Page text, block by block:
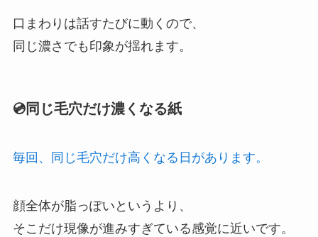
口まわりは話すたびに動くので、
同じ濃さでも印象が揺れます。
💿同じ毛穴だけ濃くなる紙
毎回、同じ毛穴だけ高くなる日があります。
顔全体が脂っぽいというより、
そこだけ現像が進みすぎている感覚に近いです。